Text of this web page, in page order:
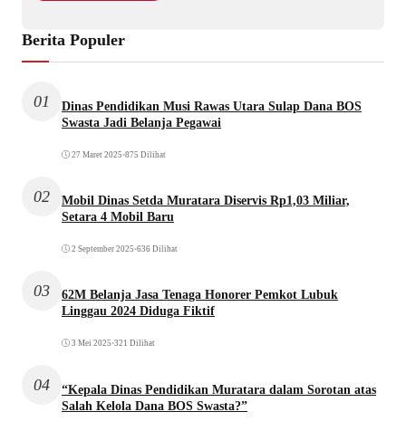
Berita Populer
01
Dinas Pendidikan Musi Rawas Utara Sulap Dana BOS
Swasta Jadi Belanja Pegawai
27 Maret 2025 •875 Dilihat
02
Mobil Dinas Setda Muratara Diservis Rp1,03 Miliar,
Setara 4 Mobil Baru
2 September 2025 •636 Dilihat
03
62M Belanja Jasa Tenaga Honorer Pemkot Lubuk
Linggau 2024 Diduga Fiktif
3 Mei 2025 •321 Dilihat
04
“Kepala Dinas Pendidikan Muratara dalam Sorotan atas
Salah Kelola Dana BOS Swasta?”